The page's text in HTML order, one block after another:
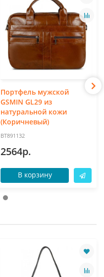
Портфель мужской
GSMIN GL29 из
натуральной кожи
(Коричневый)
BT891132
2564р.
В корзину